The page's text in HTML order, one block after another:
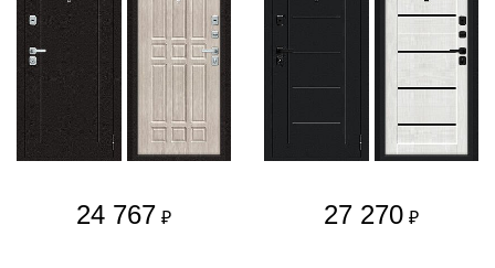
24 767 ₽ 27 270 ₽